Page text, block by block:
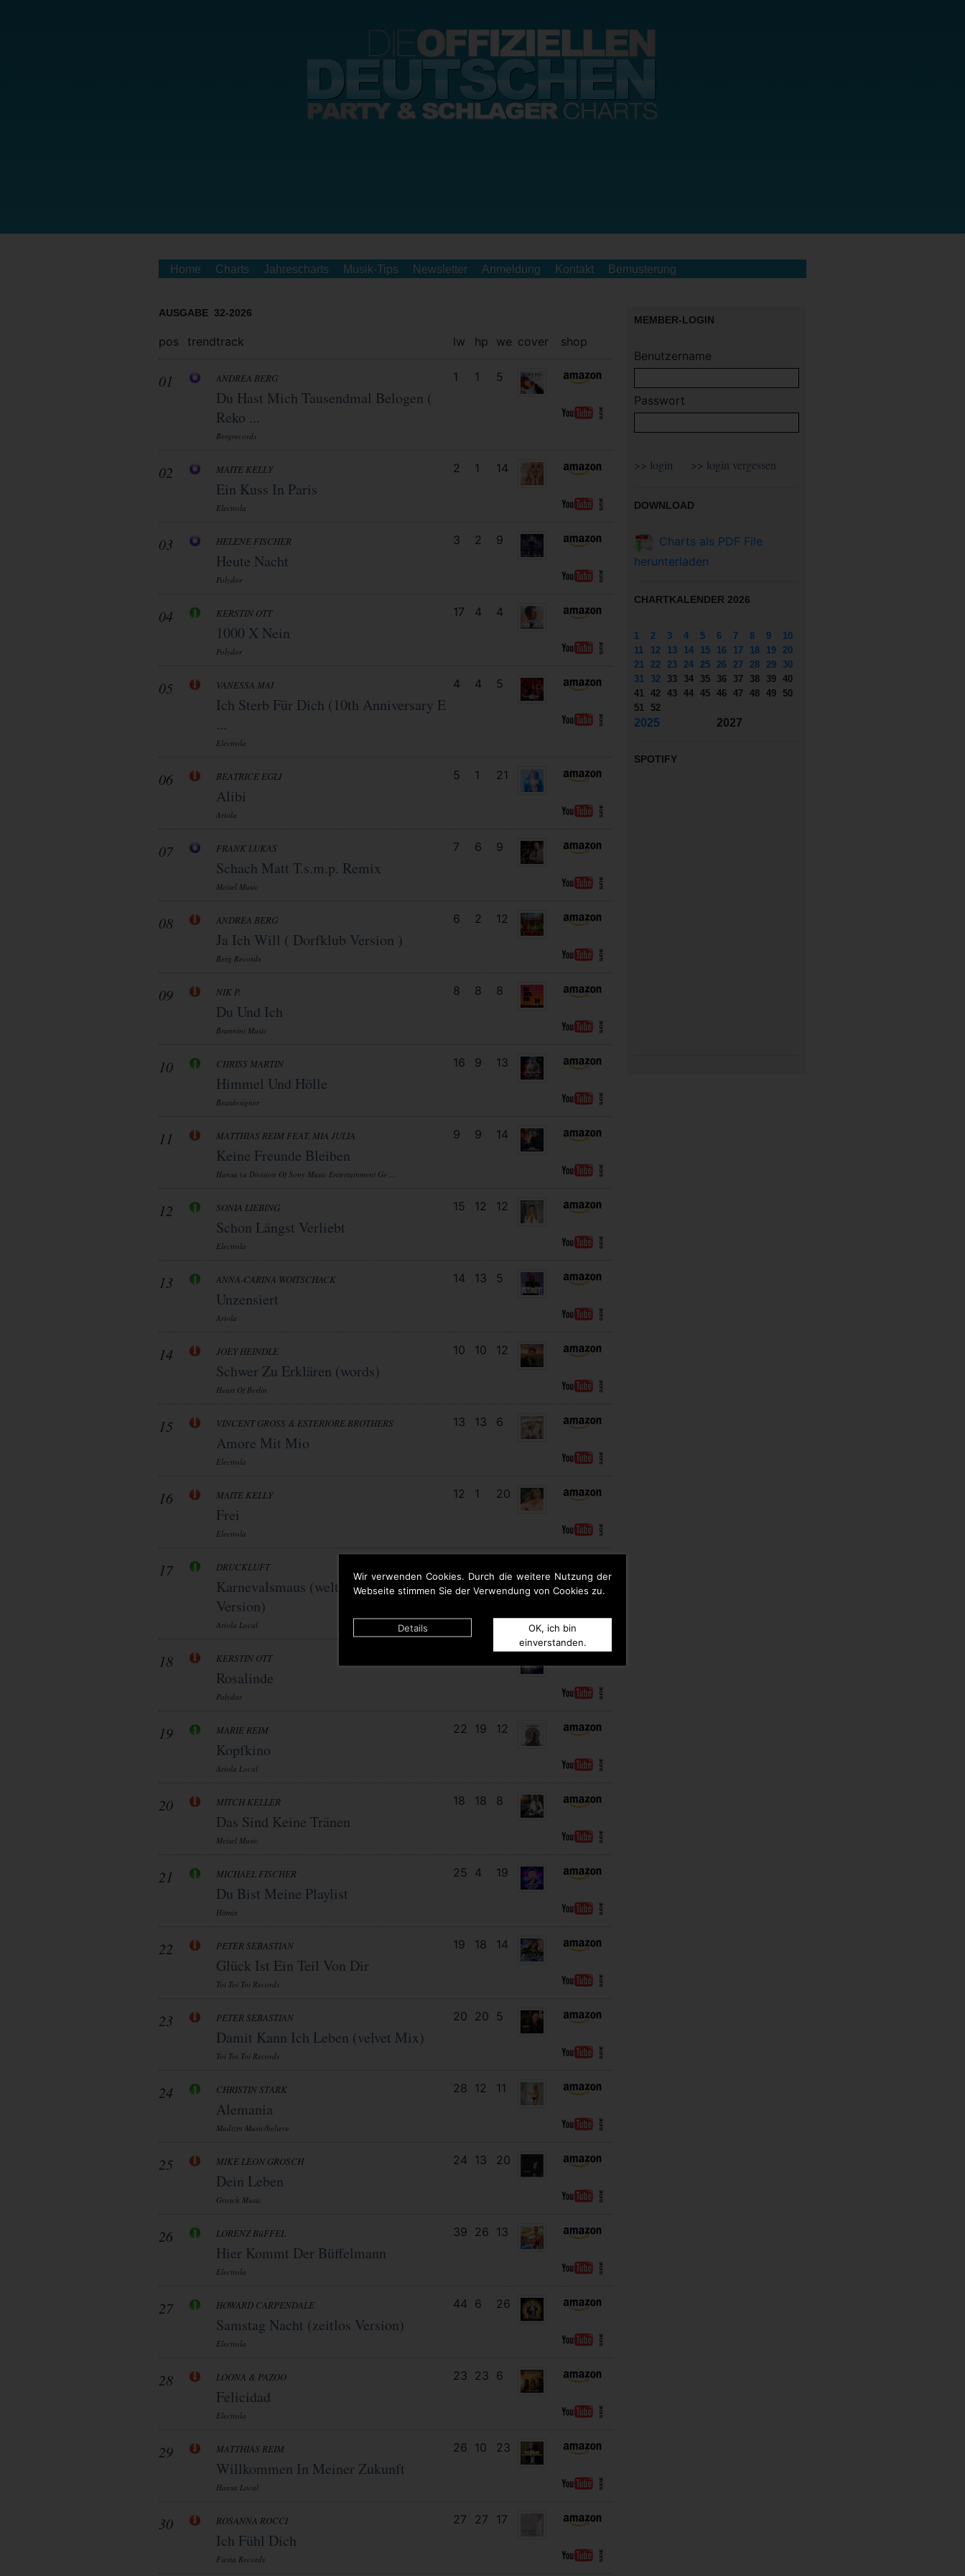
Wir verwenden Cookies. Durch die weitere Nutzung der
Webseite stimmen Sie der Verwendung von Cookies zu.
Details
OK, ich bin
einverstanden.
Home Charts Jahrescharts Musik-Tips Newsletter Anmeldung Kontakt Bemusterung
AUSGABE 32-2026
pos trendtrack lw hp we cover shop
01 ANDREA BERG
Du Hast Mich Tausendmal Belogen (
Reko ...
Bergrecords
1 1 5
02 MAITE KELLY
Ein Kuss In Paris
Electrola
2 1 14
03 HELENE FISCHER
Heute Nacht
Polydor
3 2 9
04 KERSTIN OTT
1000 X Nein
Polydor
17 4 4
05 VANESSA MAI
Ich Sterb Für Dich (10th Anniversary E
...
Electrola
4 4 5
06 BEATRICE EGLI
Alibi
Ariola
5 1 21
07 FRANK LUKAS
Schach Matt T.s.m.p. Remix
Meisel Music
7 6 9
08 ANDREA BERG
Ja Ich Will ( Dorfklub Version )
Berg Records
6 2 12
09 NIK P.
Du Und Ich
Brannini Music
8 8 8
10 CHRISS MARTIN
Himmel Und Hölle
Beatdesigner
16 9 13
11 MATTHIAS REIM FEAT. MIA JULIA
Keine Freunde Bleiben
Hansa (a Division Of Sony Music Entertainment Ge ...
9 9 14
12 SONIA LIEBING
Schon Längst Verliebt
Electrola
15 12 12
13 ANNA-CARINA WOITSCHACK
Unzensiert
Ariola
14 13 5
14 JOEY HEINDLE
Schwer Zu Erklären (words)
Heart Of Berlin
10 10 12
15 VINCENT GROSS & ESTERIORE BROTHERS
Amore Mit Mio
Electrola
13 13 6
16 MAITE KELLY
Frei
Electrola
12 1 20
17 DRUCKLUFT
Karnevalsmaus (weltmeistermaus
Version)
Ariola Local
18 KERSTIN OTT
Rosalinde
Polydor
19 MARIE REIM
Kopfkino
Ariola Local
22 19 12
20 MITCH KELLER
Das Sind Keine Tränen
Meisel Music
18 18 8
21 MICHAEL FISCHER
Du Bist Meine Playlist
Hitmix
25 4 19
22 PETER SEBASTIAN
Glück Ist Ein Teil Von Dir
Toi Toi Toi Records
19 18 14
23 PETER SEBASTIAN
Damit Kann Ich Leben (velvet Mix)
Toi Toi Toi Records
20 20 5
24 CHRISTIN STARK
Alemania
Madizin Music/believe
28 12 11
25 MIKE LEON GROSCH
Dein Leben
Grosch Music
24 13 20
26 LORENZ BüFFEL
Hier Kommt Der Büffelmann
Electrola
39 26 13
27 HOWARD CARPENDALE
Samstag Nacht (zeitlos Version)
Electrola
44 6 26
28 LOONA & PAZOO
Felicidad
Electrola
23 23 6
29 MATTHIAS REIM
Willkommen In Meiner Zukunft
Hansa Local
26 10 23
30 ROSANNA ROCCI
Ich Fühl Dich
Fiesta Records
27 27 17
MEMBER-LOGIN
Benutzername
Passwort
DOWNLOAD
Charts als PDF File
herunterladen
CHARTKALENDER 2026
1 2 3 4 5 6 7 8 9
10
11
12 13 14 15 16 17 18 19
20
21
22 23 24 25 26 27 28 29
30
31
32 33 34 35 36 37 38 39 40
41
42 43 44 45 46 47 48 49
50
51
52
2025 2027
SPOTIFY